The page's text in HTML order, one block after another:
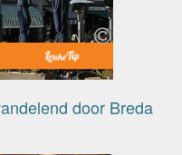
door Breda